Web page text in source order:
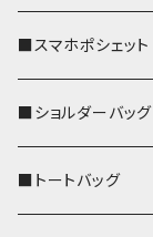
■スマホポシェット
■ショルダーバッグ
■トートバッグ